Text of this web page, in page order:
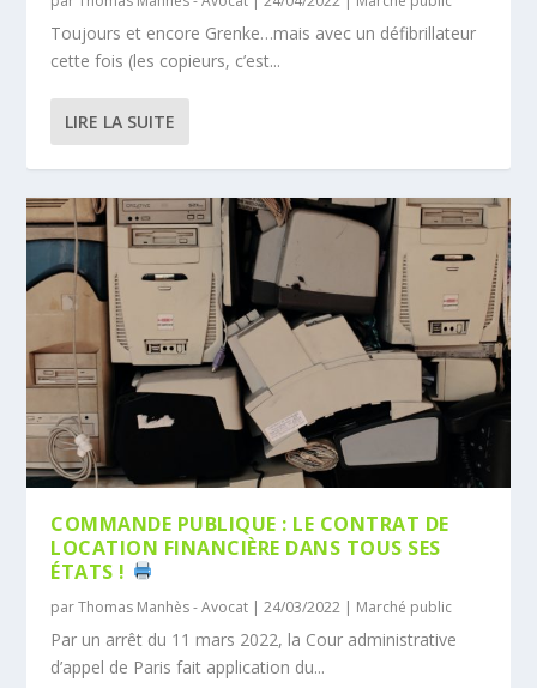
Toujours et encore Grenke…mais avec un défibrillateur
cette fois (les copieurs, c’est...
LIRE LA SUITE
COMMANDE PUBLIQUE : LE CONTRAT DE
LOCATION FINANCIÈRE DANS TOUS SES
ÉTATS !
parThomas Manhès - Avocat |24/03/2022 | Marché public
Par un arrêt du 11 mars 2022, la Cour administrative
d’appel de Paris fait application du...